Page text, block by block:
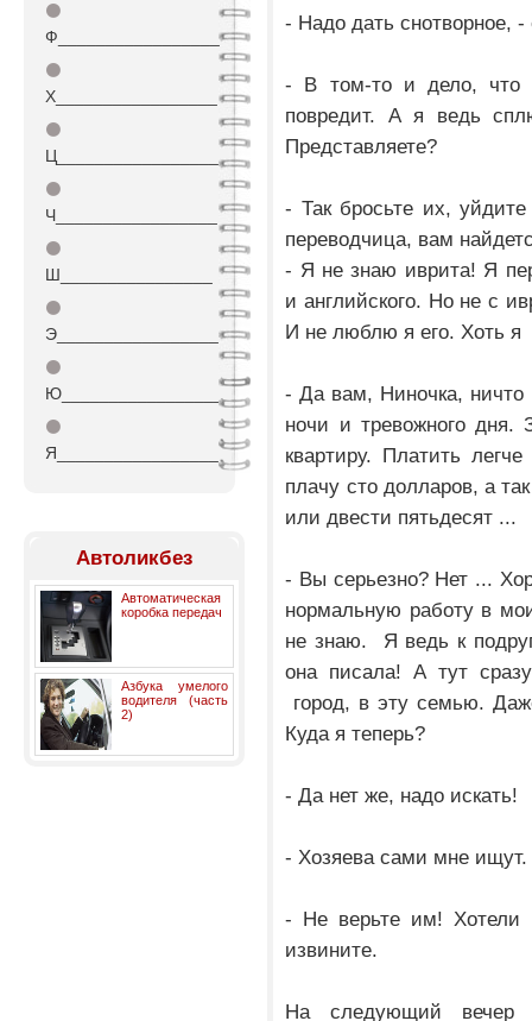
⚫
Ф_________________
⚫
Х_________________
⚫
Ц_________________
⚫
Ч_________________
⚫
Ш________________
⚫
Э_________________
⚫
Ю_________________
⚫
Я_________________
Автоликбез
Автоматическая
коробка передач
Азбука умелого
водителя (часть
2)
- Надо дать снотворное, -
- В том-то и дело, что
повредит. А я ведь
Представляете?
- Так бросьте их,
переводчица, вам
- Я не знаю иврита! Я
и английского. Но не с
И не люблю я его. Хоть я
- Да вам, Ниночка, ничто
ночи и тревожного дня.
квартиру. Платить
плачу сто долларов, а
или двести пятьдесят ...
- Вы серьезно? Нет ...
нормальную работу в
не знаю. Я ведь к
она писала! А тут
город, в эту семью.
Куда я теперь?
- Да нет же, надо искать!
- Хозяева сами мне
- Не верьте им!
извините.
На следующий вечер